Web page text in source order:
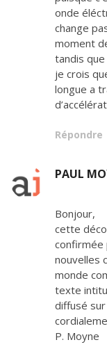
onde
change
moment
tandis
je crois
longue a
Répondre
PAUL
Bonjour,
cette
confirmée
nouvelles
monde
texte
diffusé
P. Moyne